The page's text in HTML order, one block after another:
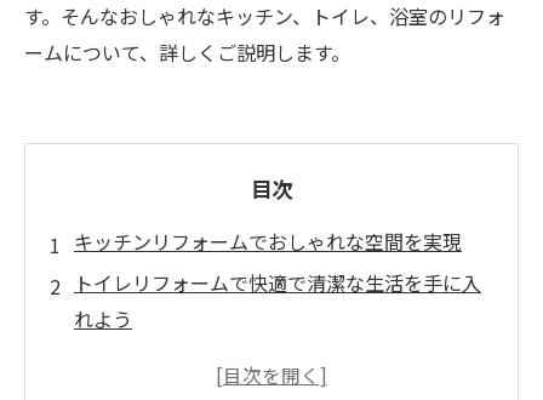
す。そんなおしゃれなキッチン、トイレ、浴室のリフォ
ームについて、詳しくご説明します。
目次
キッチンリフォームでおしゃれな空間を実現
トイレリフォームで快適で清潔な生活を手に入
れよう
浴室リフォームで贅沢なバスタイムを実現しよ